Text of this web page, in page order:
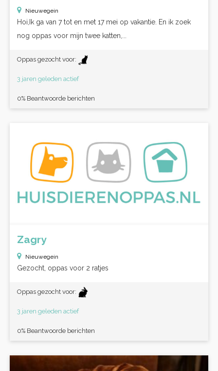
Nieuwegein
Hoi,Ik ga van 7 tot en met 17 mei op vakantie. En ik zoek
nog oppas voor mijn twee katten,...
Oppas gezocht voor:
3 jaren geleden actief
0% Beantwoorde berichten
Zagry
Nieuwegein
Gezocht, oppas voor 2 ratjes
Oppas gezocht voor:
3 jaren geleden actief
0% Beantwoorde berichten